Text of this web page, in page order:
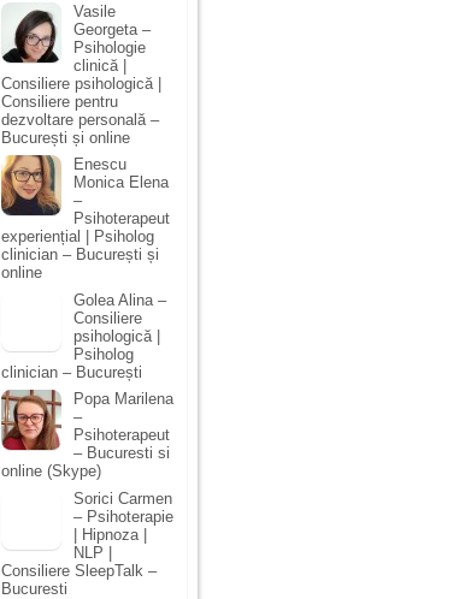
Vasile
Georgeta –
Psihologie
clinică |
Consiliere psihologică |
Consiliere pentru
dezvoltare personală –
București și online
Enescu
Monica Elena
–
Psihoterapeut
experiențial | Psiholog
clinician – București și
online
Golea Alina –
Consiliere
psihologică |
Psiholog
clinician – București
Popa Marilena
–
Psihoterapeut
– Bucuresti si
online (Skype)
Sorici Carmen
– Psihoterapie
| Hipnoza |
NLP |
Consiliere SleepTalk –
Bucuresti